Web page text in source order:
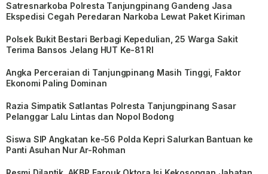
Satresnarkoba Polresta Tanjungpinang Gandeng Jasa
Ekspedisi Cegah Peredaran Narkoba Lewat Paket Kiriman
Polsek Bukit Bestari Berbagi Kepedulian, 25 Warga Sakit
Terima Bansos Jelang HUT Ke-81 RI
Angka Perceraian di Tanjungpinang Masih Tinggi, Faktor
Ekonomi Paling Dominan
Razia Simpatik Satlantas Polresta Tanjungpinang Sasar
Pelanggar Lalu Lintas dan Nopol Bodong
Siswa SIP Angkatan ke-56 Polda Kepri Salurkan Bantuan ke
Panti Asuhan Nur Ar-Rohman